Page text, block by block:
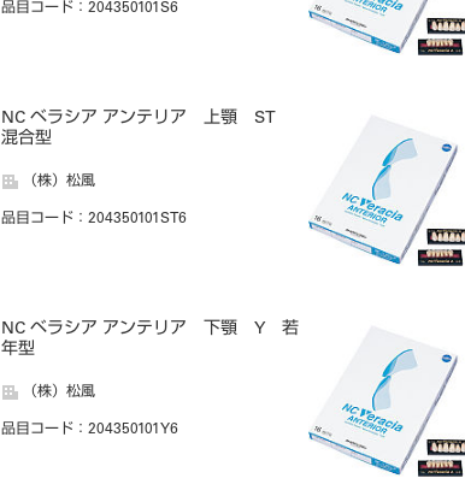
品目コード ：204350101S6
NC ベラシア アンテリア 上顎 ST
混合型
（株）松風
品目コード ：204350101ST6
NC ベラシア アンテリア 下顎 Y 若
年型
（株）松風
品目コード ：204350101Y6